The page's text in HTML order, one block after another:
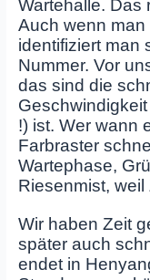
Wartehalle. Das
Auch wenn
identifiziert man
Nummer. Vor
das sind die
!) ist. Wer wann
Farbraster
Wartephase,
Riesenmist,
Wir haben Zeit
später auch
endet in